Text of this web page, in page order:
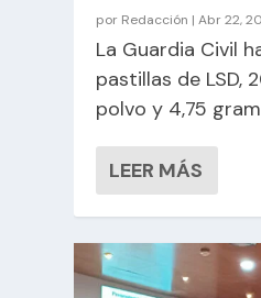
por Redacción |Abr 22,
La Guardia Civil
pastillas de LSD,
polvo y 4,75
LEER MÁS